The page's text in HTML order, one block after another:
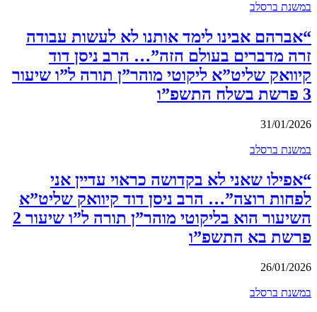
במשנת ברסלב
“אברהם אבינו לימד אותנו לא לעשות עבודה
זרה מדברים בעולם הזה”… הרב ניסן דוד
קיוואק שליט”א ליקוטי מוהר”ן תורה ל”ו שיעור
3 פרשת בשלח התשפ”ו
31/01/2026
במשנת ברסלב
“אפילו שאני לא בקדושה כראוי עדיין אני
לפחות רוצה”… הרב ניסן דוד קיוואק שליט”א
השיעור הוא בליקוטי מוהר”ן תורה ל”ו שיעור 2
פרשת בא התשפ”ו
26/01/2026
במשנת ברסלב